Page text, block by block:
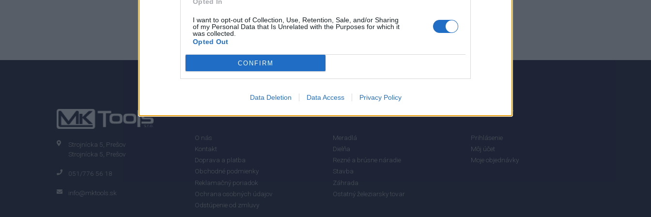
I want to opt-out of Collection, Use, Retention, Sale, and/or Sharing
of my Personal Data that Is Unrelated with the Purposes for which it
was collected.
Opted Out
CONFIRM
Data Deletion Data Access Privacy Policy
5
2
1
Strojnícka 5, Prešov
Strojnícka 5, Prešov
051/776 56 18
info@mktools.sk
INFORMÁCIE
O nás
Kontakt
Doprava a platba
Obchodné podmienky
Reklamačný poriadok
Ochrana osobných údajov
Odstúpenie od zmluvy
KATEGÓRIE
Meradlá
Dielňa
Rezné a brúsne náradie
Stavba
Záhrada
Ostatný železiarsky tovar
MÔJ ÚČET
Prihlásenie
Môj účet
Moje objednávky